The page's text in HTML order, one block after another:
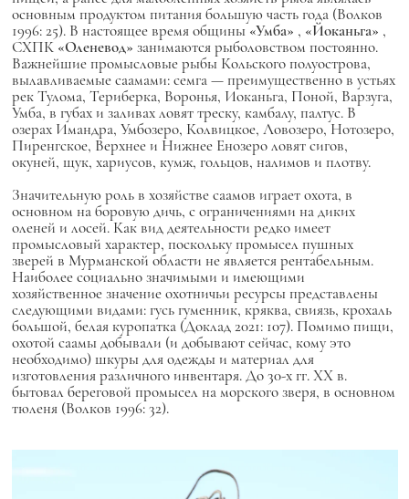
основным продуктом питания большую часть года (Волков
1996: 25). В настоящее время общины «Умба» , «Йоканьга» ,
СХПК «Оленевод» занимаются рыболовством постоянно.
Важнейшие промысловые рыбы Кольского полуострова,
вылавливаемые саамами: семга — преимущественно в устьях
рек Тулома, Териберка, Воронья, Иоканьга, Поной, Варзуга,
Умба, в губах и заливах ловят треску, камбалу, палтус. В
озерах Имандра, Умбозеро, Колвицкое, Ловозеро, Нотозеро,
Пиренгское, Верхнее и Нижнее Енозеро ловят сигов,
окуней, щук, хариусов, кумж, гольцов, налимов и плотву.
Значительную роль в хозяйстве саамов играет охота, в
основном на боровую дичь, с ограничениями на диких
оленей и лосей. Как вид деятельности редко имеет
промысловый характер, поскольку промысел пушных
зверей в Мурманской области не является рентабельным.
Наиболее социально значимыми и имеющими
хозяйственное значение охотничьи ресурсы представлены
следующими видами: гусь гуменник, кряква, свиязь, крохаль
большой, белая куропатка (Доклад 2021: 107). Помимо пищи,
охотой саамы добывали (и добывают сейчас, кому это
необходимо) шкуры для одежды и материал для
изготовления различного инвентаря. До 30-х гг. XX в.
бытовал береговой промысел на морского зверя, в основном
тюленя (Волков 1996: 32).